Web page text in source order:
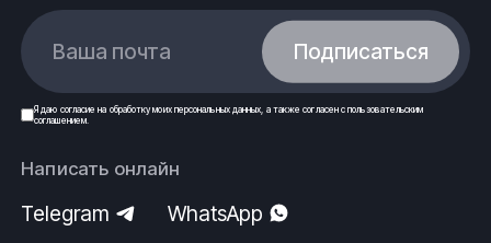
Ваша почта Подписаться
Я даю согласие на обработку моих персональных данных , а также согласен спользовательским
соглашением.
Написать онлайн
Telegram
WhatsApp